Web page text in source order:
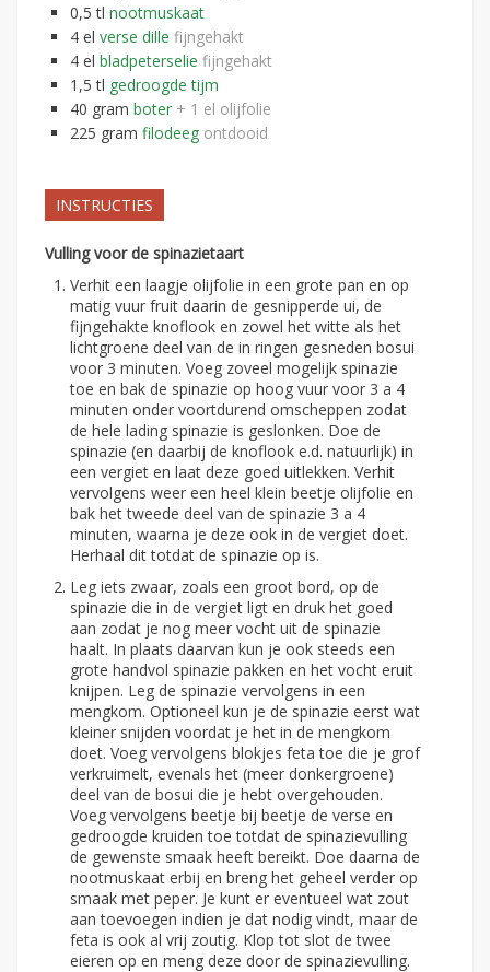
0,5 tl nootmuskaat
4 el verse dille fijngehakt
4 el bladpeterselie fijngehakt
1,5 tl gedroogde tijm
40 gram boter + 1 el olijfolie
225 gram filodeeg ontdooid
INSTRUCTIES
Vulling voor de spinazietaart
Verhit een laagje olijfolie in een grote pan en op
matig vuur fruit daarin de gesnipperde ui, de
fijngehakte knoflook en zowel het witte als het
lichtgroene deel van de in ringen gesneden bosui
voor 3 minuten. Voeg zoveel mogelijk spinazie
toe en bak de spinazie op hoog vuur voor 3 a 4
minuten onder voortdurend omscheppen zodat
de hele lading spinazie is geslonken. Doe de
spinazie (en daarbij de knoflook e.d. natuurlijk) in
een vergiet en laat deze goed uitlekken. Verhit
vervolgens weer een heel klein beetje olijfolie en
bak het tweede deel van de spinazie 3 a 4
minuten, waarna je deze ook in de vergiet doet.
Herhaal dit totdat de spinazie op is.
Leg iets zwaar, zoals een groot bord, op de
spinazie die in de vergiet ligt en druk het goed
aan zodat je nog meer vocht uit de spinazie
haalt. In plaats daarvan kun je ook steeds een
grote handvol spinazie pakken en het vocht eruit
knijpen. Leg de spinazie vervolgens in een
mengkom. Optioneel kun je de spinazie eerst wat
kleiner snijden voordat je het in de mengkom
doet. Voeg vervolgens blokjes feta toe die je grof
verkruimelt, evenals het (meer donkergroene)
deel van de bosui die je hebt overgehouden.
Voeg vervolgens beetje bij beetje de verse en
gedroogde kruiden toe totdat de spinazievulling
de gewenste smaak heeft bereikt. Doe daarna de
nootmuskaat erbij en breng het geheel verder op
smaak met peper. Je kunt er eventueel wat zout
aan toevoegen indien je dat nodig vindt, maar de
feta is ook al vrij zoutig. Klop tot slot de twee
eieren op en meng deze door de spinazievulling.